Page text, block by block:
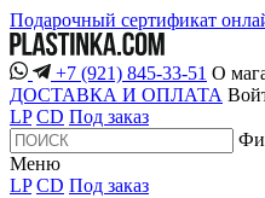
Подарочный сертификат
+7 (921) 845-33-51 О
ДОСТАВКА И ОПЛАТА
LP CD Под заказ
Меню
LP CD Под заказ